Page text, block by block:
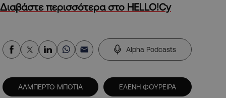
Διαβάστε περισσότερα στο HELLO!Cy
Alpha Podcasts
ΑΛΜΠΕΡΤΟ ΜΠΟΤΙΑ ΕΛΕΝΗ ΦΟΥΡΕΙΡΑ